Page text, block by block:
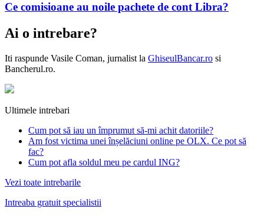
Ce comisioane au noile pachete de cont Libra?
Ai o intrebare?
Iti raspunde Vasile Coman, jurnalist la GhiseulBancar.ro si
Bancherul.ro.
Ultimele intrebari
Cum pot să iau un împrumut să-mi achit datoriile?
Am fost victima unei înșelăciuni online pe OLX. Ce pot să
fac?
Cum pot afla soldul meu pe cardul ING?
Vezi toate intrebarile
Intreaba gratuit specialistii